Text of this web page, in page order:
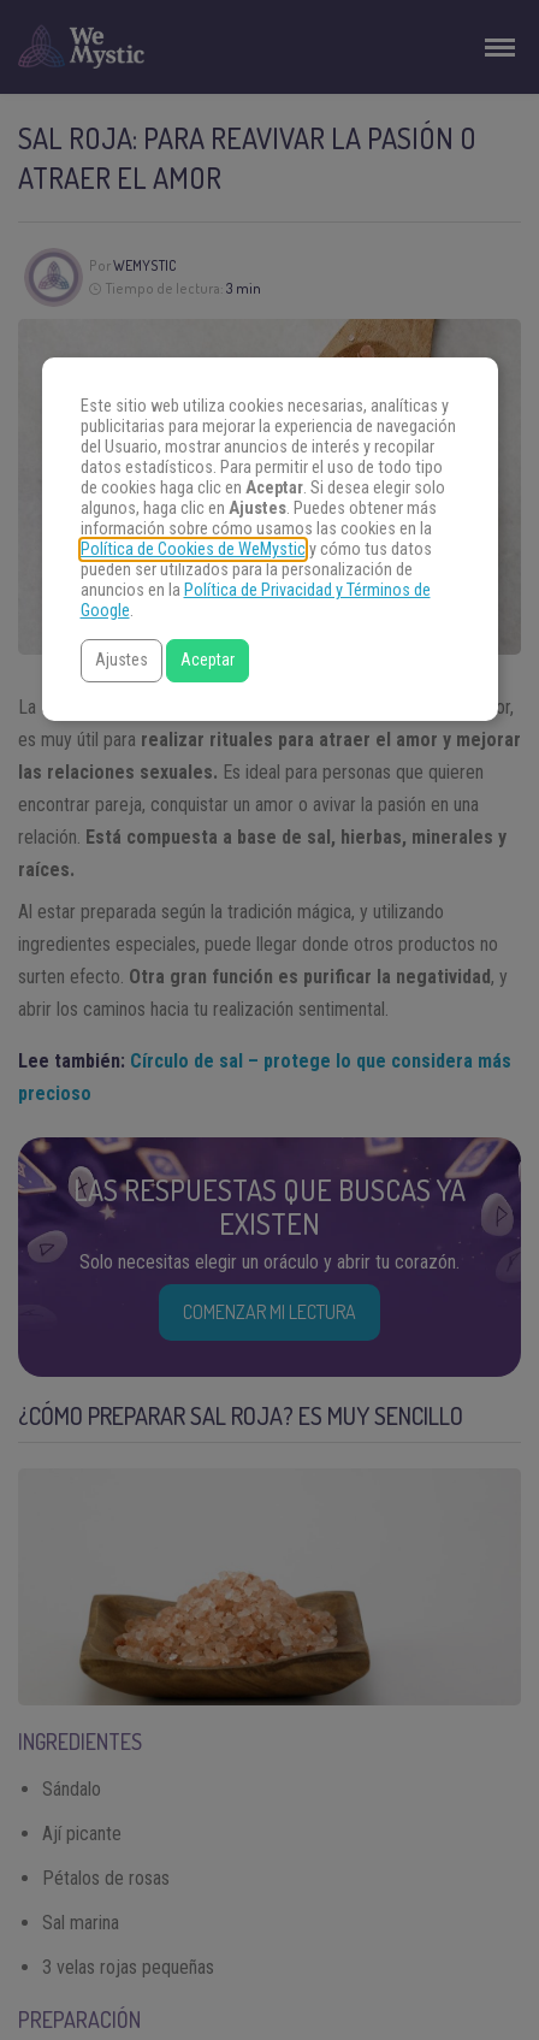
SAL ROJA: PARA REAVIVAR LA PASIÓN O
ATRAER EL AMOR
PorWEMYSTIC
Tiempo de lectura: 3 min
La sal roja,
también conocida como Sal de Venus o Sal del Amor,
es muy útil para realizar rituales para atraer el amor y mejorar
las relaciones sexuales. Es ideal para personas que quieren
encontrar pareja, conquistar un amor o avivar la pasión en una
relación. Está compuesta a base de sal, hierbas, minerales y
raíces.
Al estar preparada según la tradición mágica, y utilizando
ingredientes especiales, puede llegar donde otros productos no
surten efecto. Otra gran función es purificar la negatividad, y
abrir los caminos hacia tu realización sentimental.
Lee también: Círculo de sal – protege lo que considera más
precioso
LAS RESPUESTAS QUE BUSCAS YA
EXISTEN
Solo necesitas elegir un oráculo y abrir tu corazón.
COMENZAR MI LECTURA
¿CÓMO PREPARAR SAL ROJA? ES MUY SENCILLO
INGREDIENTES
Sándalo
Ají picante
Pétalos de rosas
Sal marina
3 velas rojas pequeñas
PREPARACIÓN
Este sitio web utiliza cookies necesarias, analíticas y
publicitarias para mejorar la experiencia de navegación
del Usuario, mostrar anuncios de interés y recopilar
datos estadísticos. Para permitir el uso de todo tipo
de cookies haga clic en Aceptar. Si desea elegir solo
algunos, haga clic en Ajustes. Puedes obtener más
información sobre cómo usamos las cookies en la
Política de Cookies de WeMysticy cómo tus datos
pueden ser utilizados para la personalización de
anuncios en la Política de Privacidad y Términos de
Google.
Ajustes Aceptar